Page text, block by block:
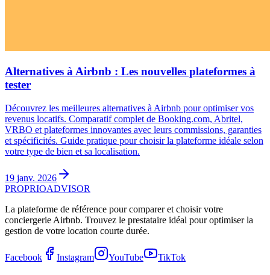
Alternatives à Airbnb : Les nouvelles plateformes à
tester
Découvrez les meilleures alternatives à Airbnb pour optimiser vos
revenus locatifs. Comparatif complet de Booking.com, Abritel,
VRBO et plateformes innovantes avec leurs commissions, garanties
et spécificités. Guide pratique pour choisir la plateforme idéale selon
votre type de bien et sa localisation.
19 janv. 2026
PROPRIOADVISOR
La plateforme de référence pour comparer et choisir votre
conciergerie Airbnb. Trouvez le prestataire idéal pour optimiser la
gestion de votre location courte durée.
Facebook Instagram YouTube TikTok